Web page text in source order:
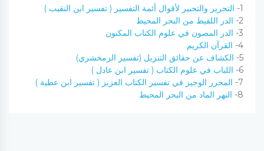
1- التحرير والتحبير لأقوال أئمة التفسير ( تفسير ابن النقيب )
2- الدر اللقيط من البحر المحيط
3- الدر المصون في علوم الكتاب المكنون
4- القرآن الكريم
5- الكشاف عن حقائق التنزيل (تفسير الزمخشري)
6-
اللباب في علوم الكتاب ( تفسير ابن عادل )
7-
المحرر الوجيز في تفسير الكتاب العزيز ( تفسير ابن عطية )
8-
النهر الماد من البحر المحيط